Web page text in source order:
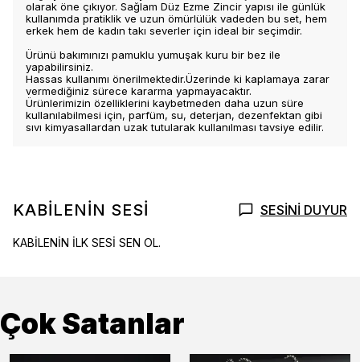
olarak öne çıkıyor. Sağlam Düz Ezme Zincir yapısı ile günlük
kullanımda pratiklik ve uzun ömürlülük vadeden bu set, hem
erkek hem de kadın takı severler için ideal bir seçimdir.
Ürünü bakımınızı pamuklu yumuşak kuru bir bez ile
yapabilirsiniz.
Hassas kullanımı önerilmektedir.Üzerinde ki kaplamaya zarar
vermediğiniz sürece kararma yapmayacaktır.
Ürünlerimizin özelliklerini kaybetmeden daha uzun süre
kullanılabilmesi için, parfüm, su, deterjan, dezenfektan gibi
sıvı kimyasallardan uzak tutularak kullanılması tavsiye edilir.
KABİLENİN SESİ SESİNİ DUYUR
KABİLENİN İLK SESİ SEN OL.
Çok Satanlar